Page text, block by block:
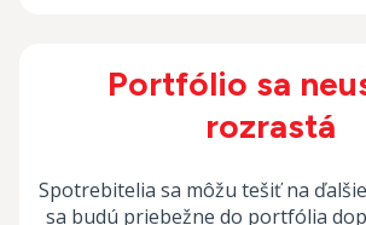
Portfólio sa
rozrastá
Spotrebitelia sa môžu tešiť na
sa budú priebežne do portfólia